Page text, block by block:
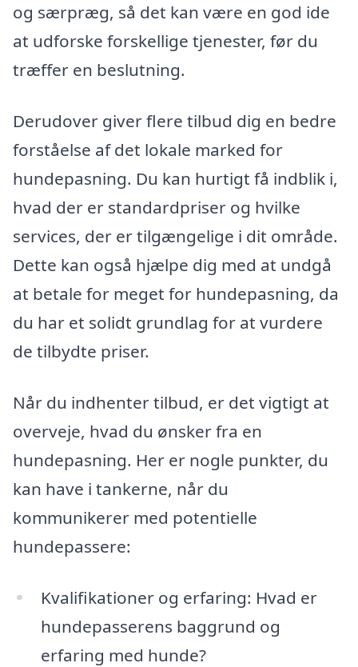
og særpræg, så det kan være en god ide
at udforske forskellige tjenester, før du
træffer en beslutning.
Derudover giver flere tilbud dig en bedre
forståelse af det lokale marked for
hundepasning. Du kan hurtigt få indblik i,
hvad der er standardpriser og hvilke
services, der er tilgængelige i dit område.
Dette kan også hjælpe dig med at undgå
at betale for meget for hundepasning, da
du har et solidt grundlag for at vurdere
de tilbydte priser.
Når du indhenter tilbud, er det vigtigt at
overveje, hvad du ønsker fra en
hundepasning. Her er nogle punkter, du
kan have i tankerne, når du
kommunikerer med potentielle
hundepassere:
Kvalifikationer og erfaring: Hvad er
hundepasserens baggrund og
erfaring med hunde?